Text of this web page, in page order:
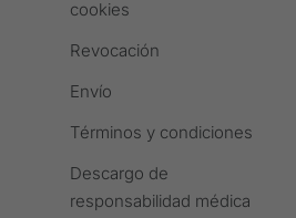
cookies
Revocación
Envío
Términos y condiciones
Descargo de
responsabilidad médica